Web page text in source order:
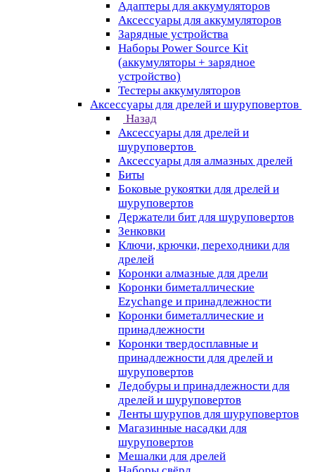
Адаптеры для аккумуляторов
Аксессуары для аккумуляторов
Зарядные устройства
Наборы Power Source Kit
(аккумуляторы + зарядное
устройство)
Тестеры аккумуляторов
Аксессуары для дрелей и шуруповертов
Назад
Аксессуары для дрелей и
шуруповертов
Аксессуары для алмазных дрелей
Биты
Боковые рукоятки для дрелей и
шуруповертов
Держатели бит для шуруповертов
Зенковки
Ключи, крючки, переходники для
дрелей
Коронки алмазные для дрели
Коронки биметаллические
Ezychange и принадлежности
Коронки биметаллические и
принадлежности
Коронки твердосплавные и
принадлежности для дрелей и
шуруповертов
Ледобуры и принадлежности для
дрелей и шуруповертов
Ленты шурупов для шуруповертов
Магазинные насадки для
шуруповертов
Мешалки для дрелей